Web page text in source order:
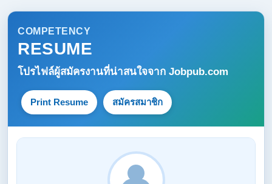
COMPETENCY
RESUME
โปรไฟล์ผู้สมัครงานที่น่าสนใจจาก Jobpub.com
Print Resume สมัครสมาชิก